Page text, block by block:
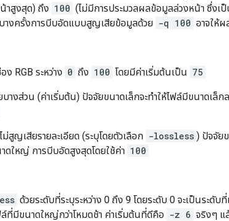
าสูงสุด) ถึง 100 (ไม่มีการประมวลผลข้อมูลล่วงหน้า ซึ่งเ
บางครั้งการบีบอัดแบบสูญเสียข้อมูลด้วย -q 100 อาจให้
RGB ระหว่าง 0 ถึง 100 โดยมีค่าเริ่มต้นเป็น 75
งส่วน (ค่าเริ่มต้น) ปัจจัยขนาดเล็กจะทำให้ไฟล์มีขนาดเ
ญเสียรายละเอียด (ระบุโดยตัวเลือก -lossless ) ปัจจัย
ดใหญ่ การบีบอัดสูงสุดโดยใช้ค่า 100
ด้วยระดับที่ระบุระหว่าง 0 ถึง 9 โดยระดับ 0 จะเป็นระดับ
ล์ที่มีขนาดใหญ่กว่าโหมดช้า ค่าเริ่มต้นที่ดีคือ -z 6 จริงๆ แ